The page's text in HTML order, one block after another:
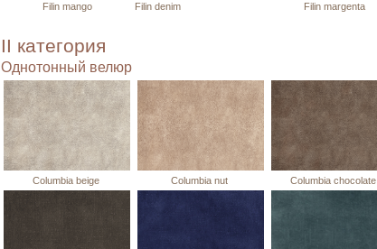
Filin mango Filin denim Filin margenta
II категория
Однотонный велюр
Columbia beige Columbia nut Columbia chocolate